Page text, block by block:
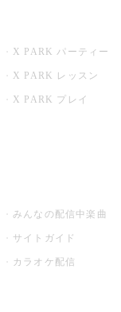
X PARK パーティー
X PARK レッスン
X PARK プレイ
みんなの配信中楽曲
サイトガイド
カラオケ配信